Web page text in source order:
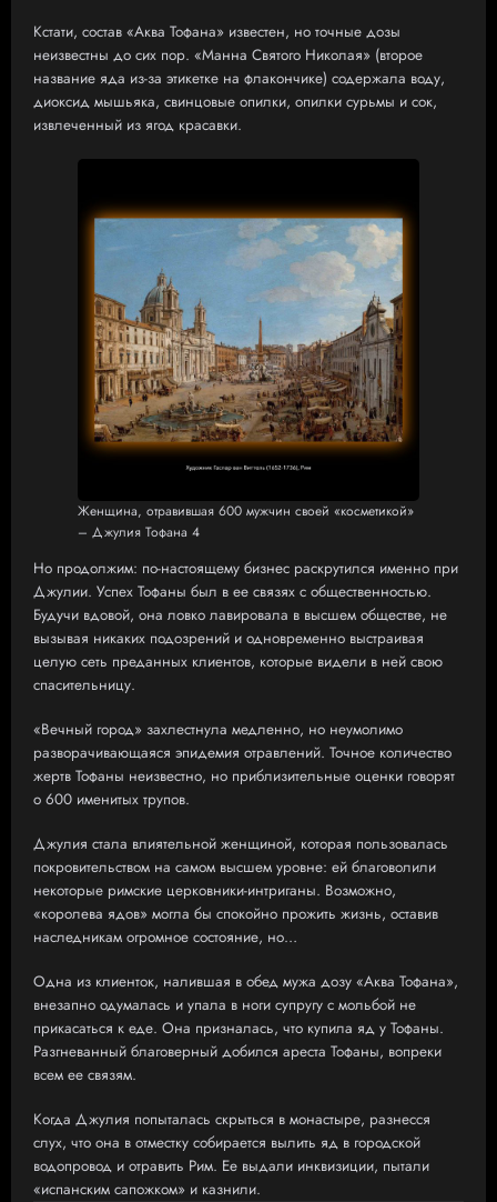
Кстати, cостав «Аква Тофана» известен, но точные дозы
неизвестны до сих пор. «Манна Святого Николая» (второе
название яда из-за этикетке на флакончике) содержала воду,
диоксид мышьяка, свинцовые опилки, опилки сурьмы и сок,
извлеченный из ягод красавки.
Женщина, отравившая 600 мужчин своей «косметикой»
– Джулия Тофана 4
Но продолжим: по-настоящему бизнес раскрутился именно при
Джулии. Успех Тофаны был в ее связях с общественностью.
Будучи вдовой, она ловко лавировала в высшем обществе, не
вызывая никаких подозрений и одновременно выстраивая
целую сеть преданных клиентов, которые видели в ней свою
спасительницу.
«Вечный город» захлестнула медленно, но неумолимо
разворачивающаяся эпидемия отравлений. Точное количество
жертв Тофаны неизвестно, но приблизительные оценки говорят
о 600 именитых трупов.
Джулия стала влиятельной женщиной, которая пользовалась
покровительством на самом высшем уровне: ей благоволили
некоторые римские церковники-интриганы. Возможно,
«королева ядов» могла бы спокойно прожить жизнь, оставив
наследникам огромное состояние, но…
Одна из клиенток, налившая в обед мужа дозу «Аква Тофана»,
внезапно одумалась и упала в ноги супругу с мольбой не
прикасаться к еде. Она призналась, что купила яд у Тофаны.
Разгневанный благоверный добился ареста Тофаны, вопреки
всем ее связям.
Когда Джулия попыталась скрыться в монастыре, разнесся
слух, что она в отместку собирается вылить яд в городской
водопровод и отравить Рим. Ее выдали инквизиции, пытали
«испанским сапожком» и казнили.